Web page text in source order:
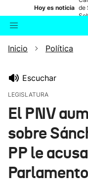
Hoy es noticia de
Buscador
Inicio Política
Escuchar
LEGISLATURA
El PNV
sobre
PP le